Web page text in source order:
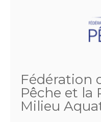
Fédération
Pêche et la
Milieu